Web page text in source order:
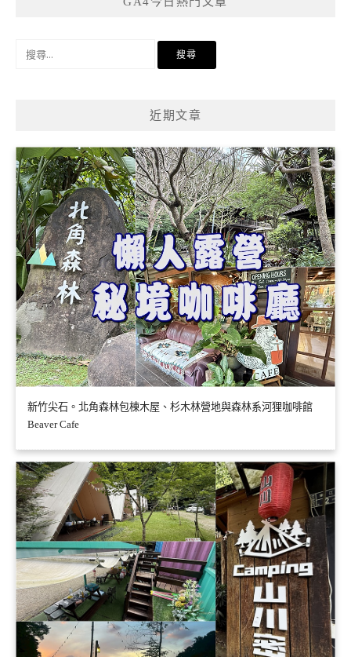
近期文章
新竹尖石。北角森林包棟木屋、杉木林營地與森林系河狸咖啡館
Beaver Cafe